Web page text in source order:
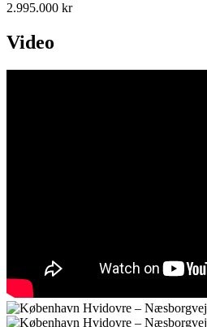
2.995.000 kr
Video